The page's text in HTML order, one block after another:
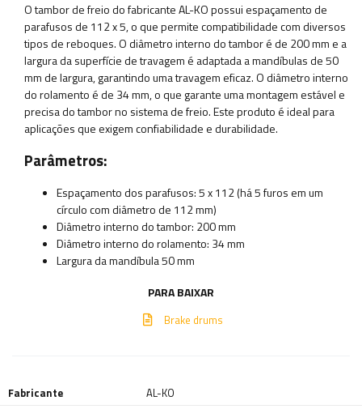
O tambor de freio do fabricante AL-KO possui espaçamento de
parafusos de 112 x 5, o que permite compatibilidade com diversos
tipos de reboques. O diâmetro interno do tambor é de 200 mm e a
largura da superfície de travagem é adaptada a mandíbulas de 50
mm de largura, garantindo uma travagem eficaz. O diâmetro interno
do rolamento é de 34 mm, o que garante uma montagem estável e
precisa do tambor no sistema de freio. Este produto é ideal para
aplicações que exigem confiabilidade e durabilidade.
Parâmetros:
Espaçamento dos parafusos: 5 x 112 (há 5 furos em um
círculo com diâmetro de 112 mm)
Diâmetro interno do tambor: 200 mm
Diâmetro interno do rolamento: 34 mm
Largura da mandíbula 50 mm
PARA BAIXAR
Brake drums
Fabricante
AL-KO